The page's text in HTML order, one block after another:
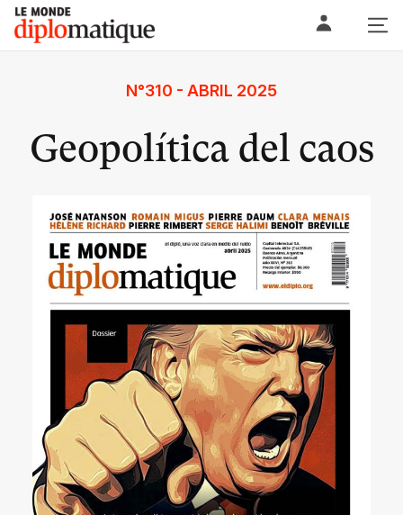
Skip
content
Le monde diplomatique
N°310 - ABRIL 2025
Geopolítica del caos